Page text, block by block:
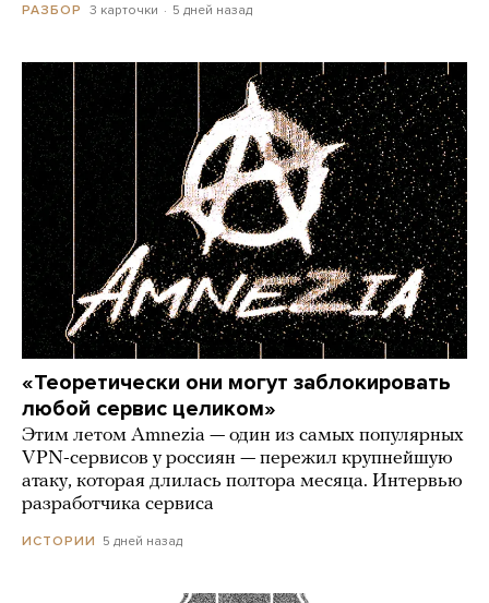
РАЗБОР 3 карточки 5 дней назад
«Теоретически они могут заблокировать
любой сервис целиком»
Этим летом Amnezia — один из самых популярных
VPN-сервисов у россиян — пережил крупнейшую
атаку, которая длилась полтора месяца. Интервью
разработчика сервиса
ИСТОРИИ 5 дней назад